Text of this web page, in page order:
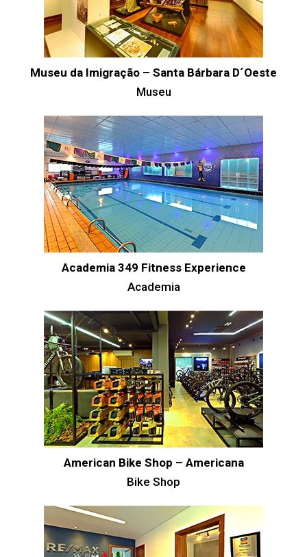
Museu da Imigração – Santa Bárbara D´Oeste
Museu
Academia 349 Fitness Experience
Academia
American Bike Shop – Americana
Bike Shop